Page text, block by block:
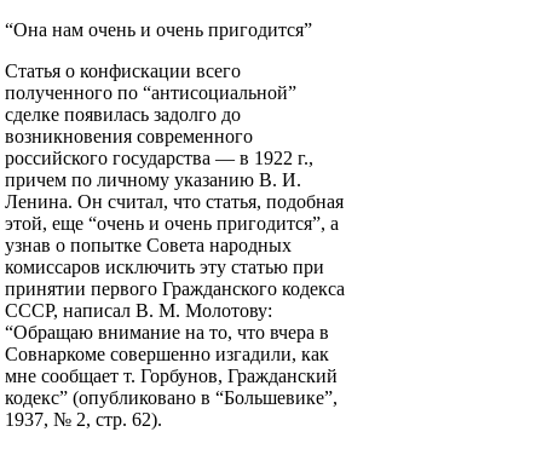
“Она нам очень и очень пригодится”
Статья о конфискации всего
полученного по “антисоциальной”
сделке появилась задолго до
возникновения современного
российского государства — в 1922 г.,
причем по личному указанию В. И.
Ленина. Он считал, что статья, подобная
этой, еще “очень и очень пригодится”, а
узнав о попытке Совета народных
комиссаров исключить эту статью при
принятии первого Гражданского кодекса
СССР, написал В. М. Молотову:
“Обращаю внимание на то, что вчера в
Совнаркоме совершенно изгадили, как
мне сообщает т. Горбунов, Гражданский
кодекс” (опубликовано в “Большевике”,
1937, № 2, стр. 62).